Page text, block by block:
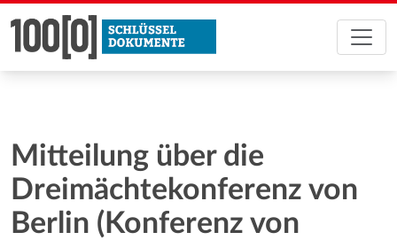
Mitteilung über die
Dreimächtekonferenz von
Berlin (Konferenz von